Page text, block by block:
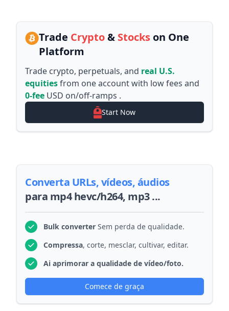
Trade Crypto& Stockson One
Platform
Trade crypto, perpetuals, and real U.S.
equitiesfrom one account with low fees and
0-fee USD on/off-ramps .
Start Now
Converta URLs, vídeos, áudios
para mp4 hevc/h264, mp3 ...
Bulk converter Sem perda de qualidade.
Compressa, corte, mesclar, cultivar, editar.
Ai aprimorar a qualidade de vídeo/foto.
Comece de graça